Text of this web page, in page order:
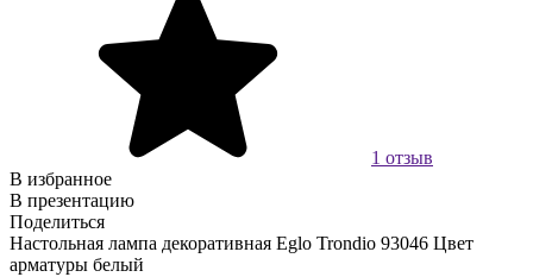
1 отзыв
В избранное
В презентацию
Поделиться
Настольная лампа декоративная Eglo Trondio 93046 Цвет
арматуры белый